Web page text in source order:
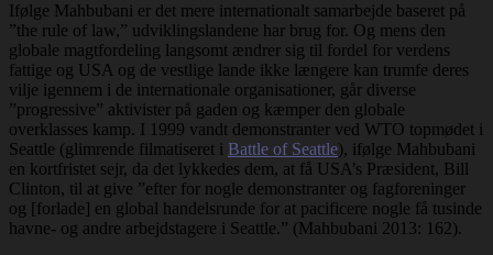
Ifølge Mahbubani er det mere internationalt samarbejde baseret på
”the rule of law,” udviklingslandene har brug for. Og mens den
globale magtfordeling langsomt ændrer sig til fordel for verdens
fattige og USA og de vestlige lande ikke længere kan trumfe deres
vilje igennem i de internationale organisationer, går diverse
”progressive” aktivister på gaden og kæmper den globale
overklasses kamp. I 1999 vandt demonstranter ved WTO topmødet i
Seattle (glimrende filmatiseret i Battle of Seattle), ifølge Mahbubani
en kortfristet sejr, da det lykkedes dem, at få USA’s Præsident, Bill
Clinton, til at give ”efter for nogle demonstranter og fagforeninger
og [forlade] en global handelsrunde for at pacificere nogle få tusinde
havne- og andre arbejdstagere i Seattle.” (Mahbubani 2013: 162).